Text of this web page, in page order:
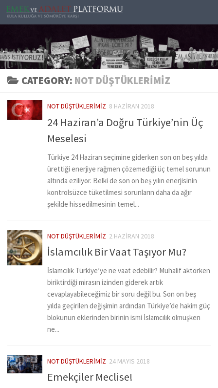
Skip to content
CATEGORY: NOT DÜŞTÜKLERIMIZ
NOT DÜŞTÜKLERIMIZ 8 HAZIRAN 2018
24 Haziran’a Doğru Türkiye’nin Üç
Meselesi
Türkiye 24 Haziran seçimine giderken son on beş yılda
ürettiği enerjiye rağmen çözemediği üç temel sorunun
altında eziliyor. Belki de son on beş yılın enerjisinin
kontrolsüzce tüketilmesi sorunların daha da ağır
şekilde hissedilmesinin temel...
NOT DÜŞTÜKLERIMIZ 2 HAZIRAN 2018
İslamcılık Bir Vaat Taşıyor Mu?
İslamcılık Türkiye’ye ne vaat edebilir? Muhalif aktörken
biriktirdiği mirasın izinden giderek artık
cevaplayabileceğimiz bir soru değil bu. Son on beş
yılda geçirilen değişimin ardından Türkiye’de hakim güç
blokunun eklerinden birinin ismi İslamcılık olmuşken
ne...
NOT DÜŞTÜKLERIMIZ 24 MAYIS 2018
Emekçiler Meclise!